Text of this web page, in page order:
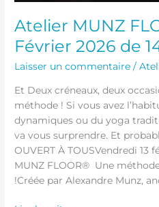
Atelier MUNZ
Février 2026 de
Laisser un commentaire /
Et Deux créneaux, deux
méthode ! Si vous avez
dynamiques ou du yoga
va vous surprendre. Et
OUVERT À TOUSVendredi 13
MUNZ FLOOR® Une
!Créée par Alexandre Munz,